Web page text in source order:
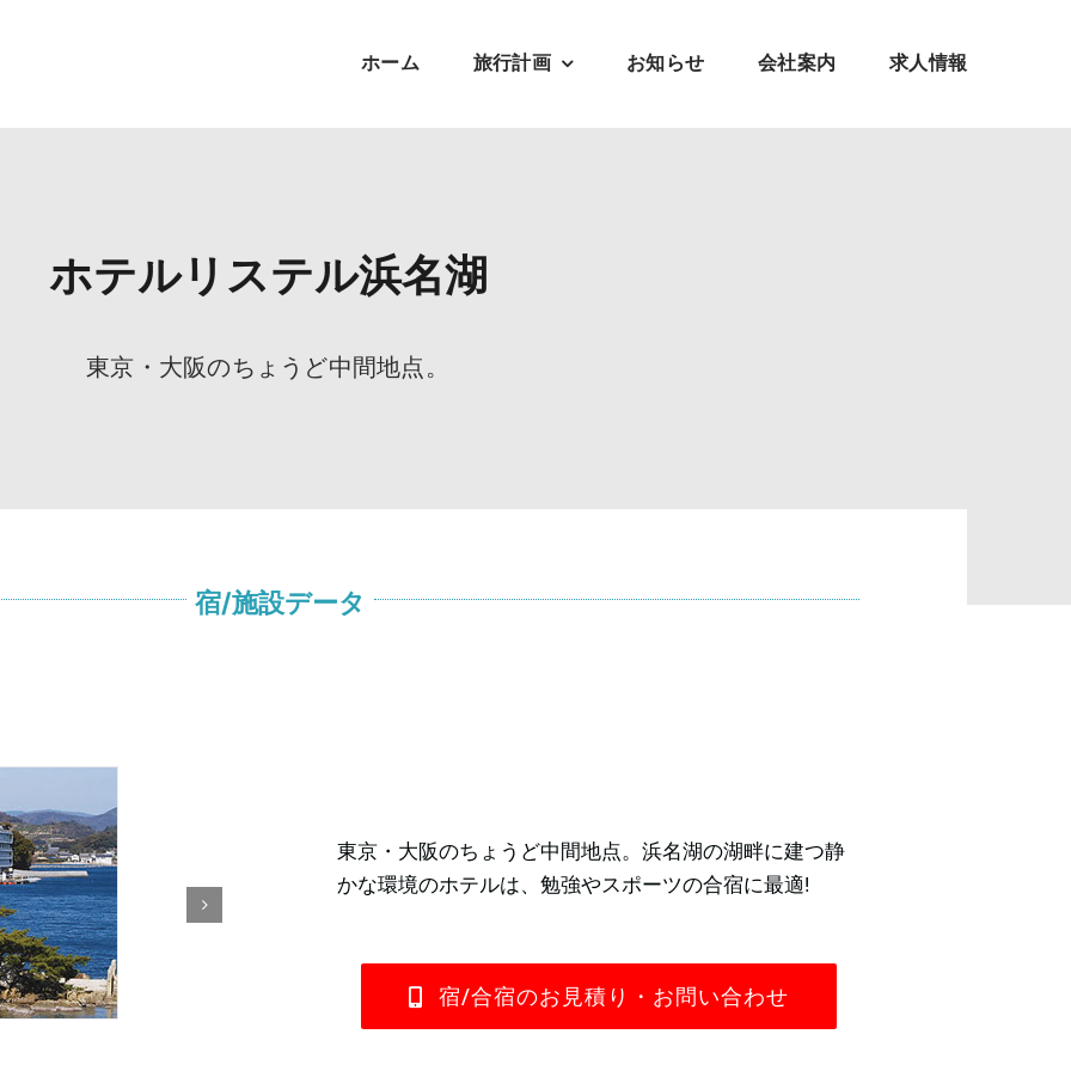
ホーム 旅行計画 お知らせ 会社案内 求人情報
ホテルリステル浜名湖
東京・大阪のちょうど中間地点。
宿/施設データ
2
東京・大阪のちょうど中間地点。浜名湖の湖畔に建つ静
かな環境のホテルは、勉強やスポーツの合宿に最適!
宿/合宿のお見積り・お問い合わせ